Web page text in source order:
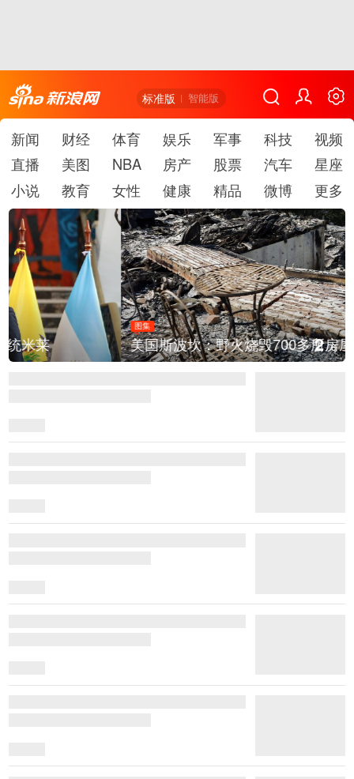
标准版 智能版
新闻 财经 体育 娱乐 军事 科技
视频
直播
美图 NBA 房产 股票 汽车
星座
小说
教育 女性 健康 精品 微博 更多
美国斯波坎：野火烧毁700多所房屋 2/6